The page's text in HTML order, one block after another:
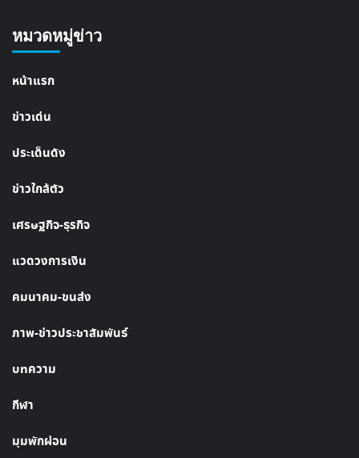
หมวดหมู่ข่าว
หน้าแรก
ข่าวเด่น
ประเด็นดัง
ข่าวใกล้ตัว
เศรษฐกิจ-ธุรกิจ
แวดวงการเงิน
คมนาคม-ขนส่ง
ภาพ-ข่าวประชาสัมพันธ์
บทความ
กีฬา
มุมพักผ่อน